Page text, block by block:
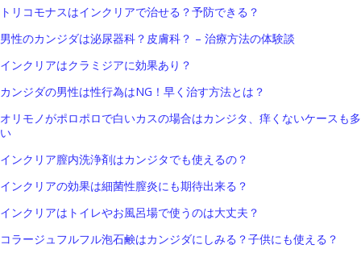
トリコモナスはインクリアで治せる？予防できる？
男性のカンジダは泌尿器科？皮膚科？ – 治療方法の体験談
インクリアはクラミジアに効果あり？
カンジダの男性は性行為はNG！早く治す方法とは？
オリモノがポロポロで白いカスの場合はカンジタ、痒くないケースも多
い
インクリア膣内洗浄剤はカンジタでも使えるの？
インクリアの効果は細菌性膣炎にも期待出来る？
インクリアはトイレやお風呂場で使うのは大丈夫？
コラージュフルフル泡石鹸はカンジダにしみる？子供にも使える？